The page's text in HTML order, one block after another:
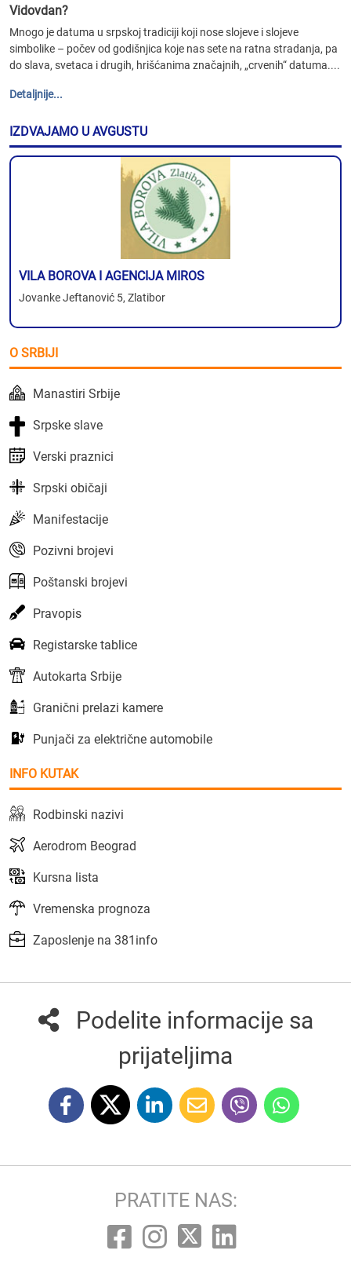
Vidovdan?
Mnogo je datuma u srpskoj tradiciji koji nose slojeve i slojeve
simbolike – počev od godišnjica koje nas sete na ratna stradanja, pa
do slava, svetaca i drugih, hrišćanima značajnih, „crvenih“ datuma....
Detaljnije...
IZDVAJAMO U AVGUSTU
VILA BOROVA I AGENCIJA MIROS
Jovanke Jeftanović 5, Zlatibor
O SRBIJI
Manastiri Srbije
Srpske slave
Verski praznici
Srpski običaji
Manifestacije
Pozivni brojevi
Poštanski brojevi
Pravopis
Registarske tablice
Autokarta Srbije
Granični prelazi kamere
Punjači za električne automobile
INFO KUTAK
Rodbinski nazivi
Aerodrom Beograd
Kursna lista
Vremenska prognoza
Zaposlenje na 381info
Podelite informacije sa
prijateljima
PRATITE NAS: